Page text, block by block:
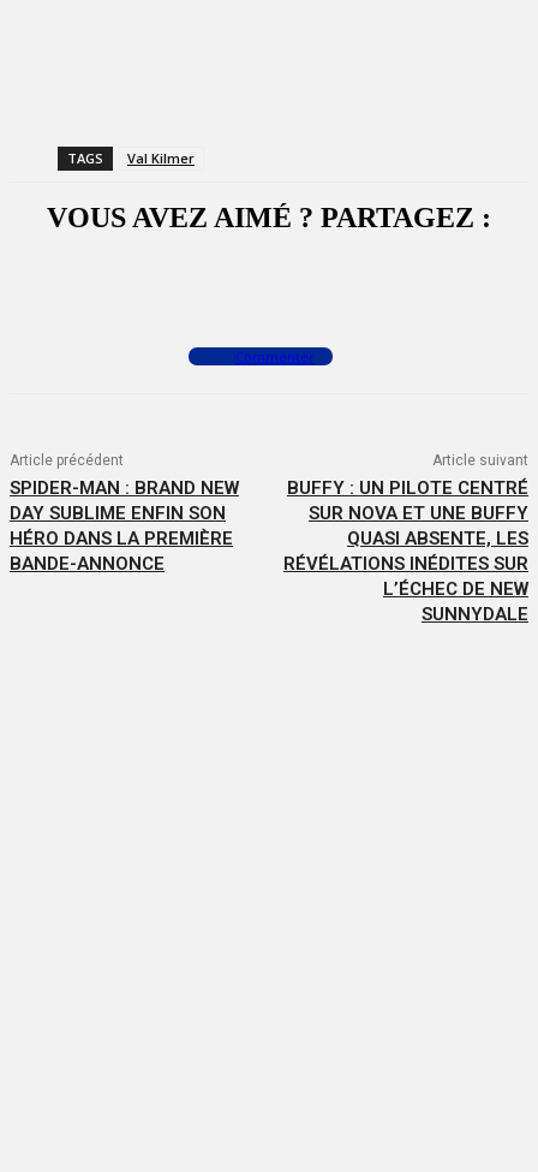
TAGS Val Kilmer
VOUS AVEZ AIMÉ ? PARTAGEZ :
Commenter
Article précédent
SPIDER-MAN : BRAND NEW
DAY SUBLIME ENFIN SON
HÉRO DANS LA PREMIÈRE
BANDE-ANNONCE
Article suivant
BUFFY : UN PILOTE CENTRÉ
SUR NOVA ET UNE BUFFY
QUASI ABSENTE, LES
RÉVÉLATIONS INÉDITES SUR
L’ÉCHEC DE NEW
SUNNYDALE